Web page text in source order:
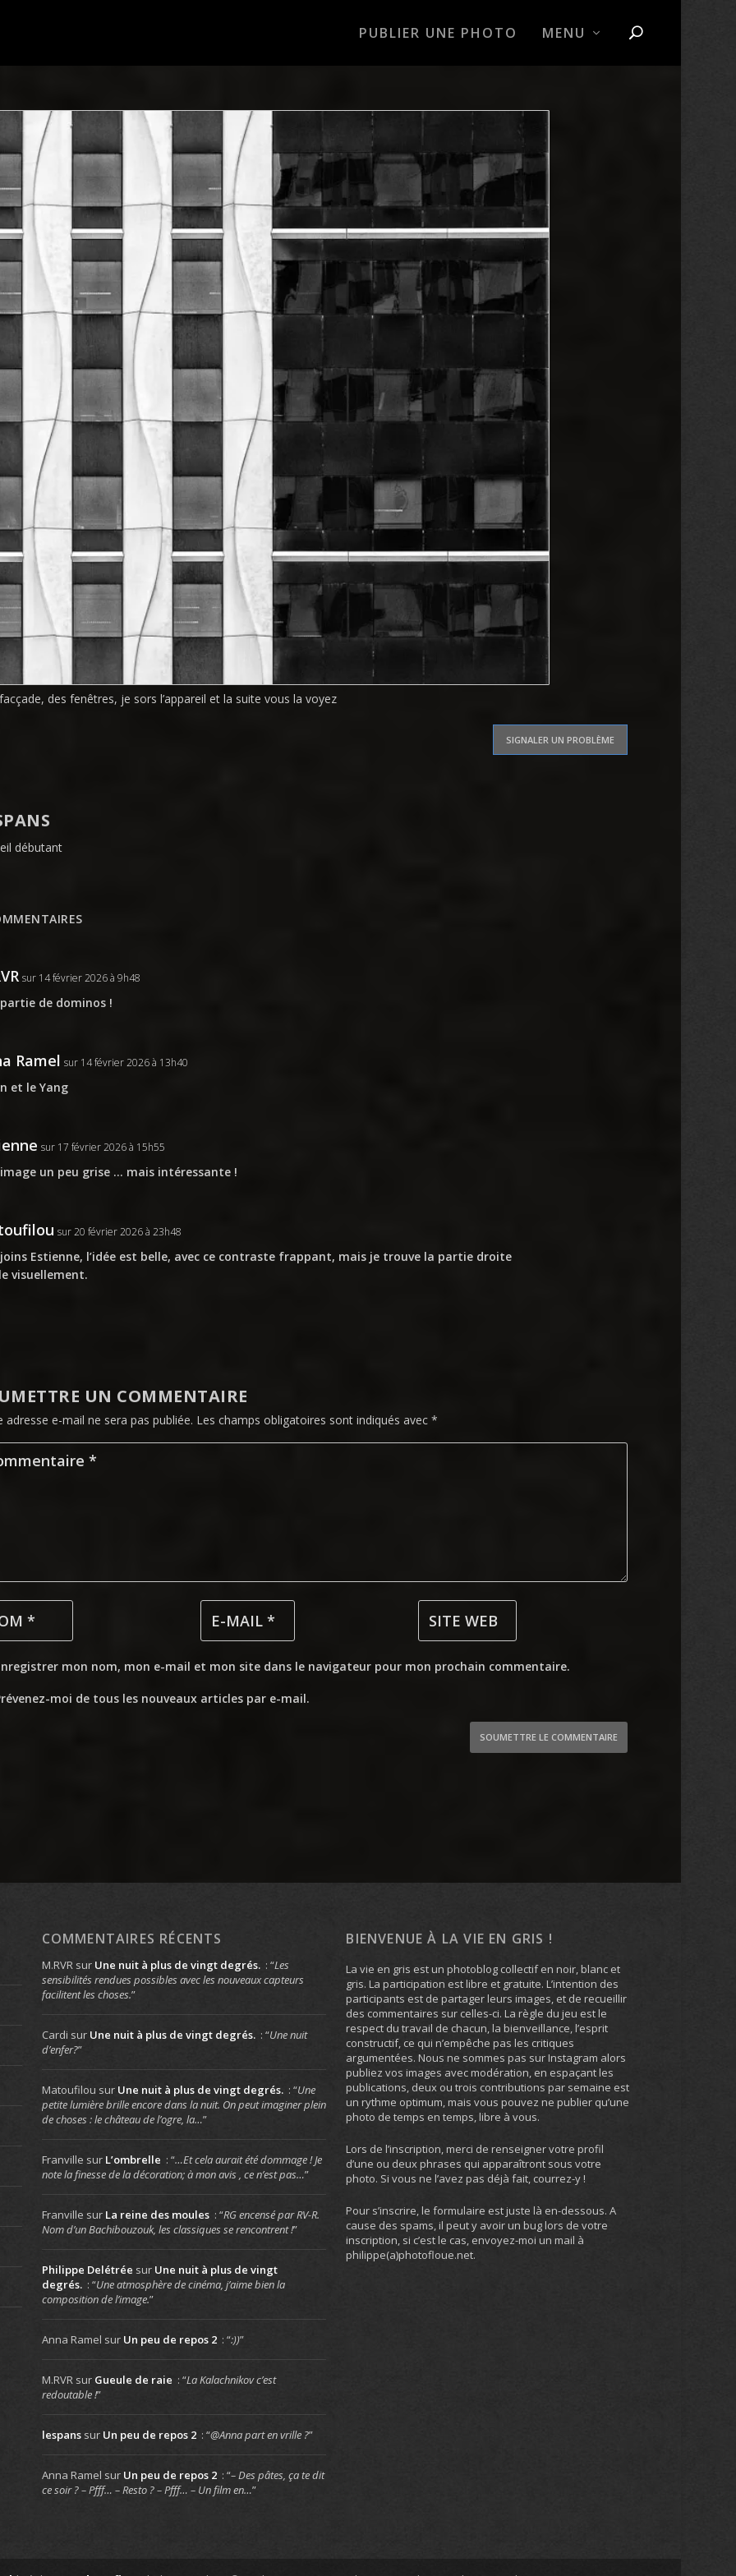
PUBLIER UNE PHOTO MENU
des fenêtres, je sors l’appareil et la suite vous la voyez
SIGNALER UN PROBLÈME
débutant
sur 14 février 2026 à 9h48
de dominos !
Ramel sur 14 février 2026 à 13h40
et le Yang
sur 17 février 2026 à 15h55
un peu grise … mais intéressante !
sur 20 février 2026 à 23h48
Estienne, l’idée est belle, avec ce contraste frappant, mais je trouve la partie droite
visuellement.
UN COMMENTAIRE
adresse e-mail ne sera pas publiée. Les champs obligatoires sont indiqués avec *
mon nom, mon e-mail et mon site dans le navigateur pour mon prochain commentaire.
moi de tous les nouveaux articles par e-mail.
SOUMETTRE LE COMMENTAIRE
COMMENTAIRES RÉCENTS
M.RVRsur Une nuit à plus de vingt degrés. : “Les
sensibilités rendues possibles avec les nouveaux capteurs
facilitent les choses.”
Cardi sur Une nuit à plus de vingt degrés. : “Une nuit
d’enfer?”
Matoufilou sur Une nuit à plus de vingt degrés. : “Une
petite lumière brille encore dans la nuit. On peut imaginer plein
de choses : le château de l’ogre, la…”
Franville sur L’ombrelle : “…Et cela aurait été dommage ! Je
note la finesse de la décoration; à mon avis , ce n’est pas…”
Franville sur La reine des moules : “RG encensé par RV-R.
Nom d’un Bachibouzouk, les classiques se rencontrent !”
Philippe Delétrée sur Une nuit à plus de vingt
degrés. : “Une atmosphère de cinéma, j’aime bien la
composition de l’image.”
Anna Ramel sur Un peu de repos 2 : “:))”
M.RVRsur Gueule de raie : “La Kalachnikov c’est
redoutable !”
lespanssur Un peu de repos 2 : “@Anna part en vrille ?”
Anna Ramel sur Un peu de repos 2 : “– Des pâtes, ça te dit
ce soir ? – Pfff… – Resto ? – Pfff… – Un film en…”
BIENVENUE À LA VIE EN GRIS !
La vie en gris est un photoblog collectif en noir, blanc et
gris. La participation est libre et gratuite. L’intention des
participants est de partager leurs images, et de recueillir
des commentaires sur celles-ci. La règle du jeu est le
respect du travail de chacun, la bienveillance, l’esprit
constructif, ce qui n’empêche pas les critiques
argumentées. Nous ne sommes pas sur Instagram alors
publiez vos images avec modération, en espaçant les
publications, deux ou trois contributions par semaine est
un rythme optimum, mais vous pouvez ne publier qu’une
photo de temps en temps, libre à vous.
Lors de l’inscription, merci de renseigner votre profil
d’une ou deux phrases qui apparaîtront sous votre
photo. Si vous ne l’avez pas déjà fait, courrez-y !
Pour s’inscrire, le formulaire est juste là en-dessous. A
cause des spams, il peut y avoir un bug lors de votre
inscription, si c’est le cas, envoyez-moi un mail à
philippe(a)photofloue.net.